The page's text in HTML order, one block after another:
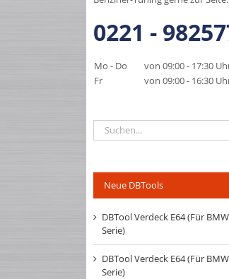
0221 -
Mo - Do
von 09:00 - 17:30
Fr
von 09:00 - 16:30
Suche
nach:
Neue DBTools
DBTool Verdeck E64 (Für
Serie)
DBTool Verdeck E64 (Für
Serie)